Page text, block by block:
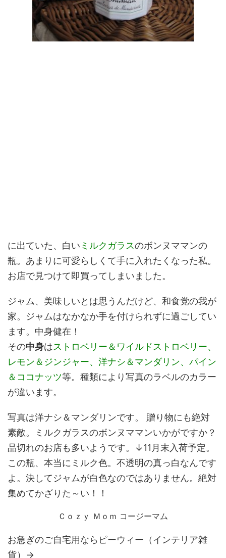
に出ていた、白い ミルクガラスのボンヌママンの
瓶。あまりに可愛らしくて手に入れたくなった私。
お店で見つけて即買ってしまいました。
ジャム、美味しいとは思うんだけど、和食党の我が
家。ジャムはなかなか手を付けられずに過ごしてい
ます。中身健在！
その中身はストロベリー＆ワイルドストロベリー、
レモン＆ジンジャー、洋ナシ＆マンダリン、パイン
＆ココナッツ等。種類により写真のラベルのカラー
が違います。
写真は洋ナシ＆マンダリンです。 贈り物にも絶対
素敵。ミルクガラスのボンヌママンいかがですか？
品切れのお店も多いようです。↓11月末入荷予定。
この瓶、本当にミルク色。不透明の真っ白なんです
よ。決してジャムが白色なのではありません。絶対
集めてかざりた～い！！
Ｃｏｚｙ Ｍｏｍ コージーマム
お急ぎのご自宅用ならピーウィー（インテリア雑
貨）→